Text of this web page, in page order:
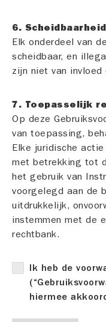
6. Scheidbaarheid
Elk onderdeel van
scheidbaar, en
zijn niet van invloed
7. Toepasselijk
Op deze
van toepassing,
Elke juridische
met betrekking tot
het gebruik van
voorgelegd aan de
uitdrukkelijk,
instemmen met de
rechtbank.
Ik heb de
hiermee